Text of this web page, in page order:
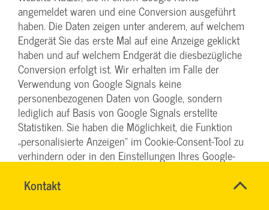
Kontakt
Name*
angemeldet waren und eine Conversion ausgeführt
haben. Die Daten zeigen unter anderem, auf welchem
Endgerät Sie das erste Mal auf eine Anzeige geklickt
haben und auf welchem Endgerät die diesbezügliche
Conversion erfolgt ist. Wir erhalten im Falle der
Verwendung von Google Signals keine
personenbezogenen Daten von Google, sondern
lediglich auf Basis von Google Signals erstellte
Statistiken. Sie haben die Möglichkeit, die Funktion
„personalisierte Anzeigen“ im Cookie-Consent-Tool zu
verhindern oder in den Einstellungen Ihres Google-
geräteübergreifende Analyse im Zusammenhang mit